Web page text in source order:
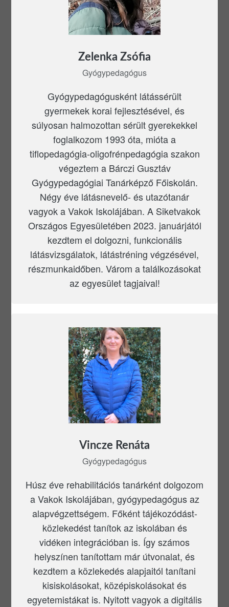
Zelenka Zsófia
Gyógypedagógus
Gyógypedagógusként látássérült
gyermekek korai fejlesztésével, és
súlyosan halmozottan sérült gyerekekkel
foglalkozom 1993 óta, mióta a
tiflopedagógia-oligofrénpedagógia szakon
végeztem a Bárczi Gusztáv
Gyógypedagógiai Tanárképző Főiskolán.
Négy éve látásnevelő- és utazótanár
vagyok a Vakok Iskolájában. A Siketvakok
Országos Egyesületében 2023. januárjától
kezdtem el dolgozni, funkcionális
látásvizsgálatok, látástréning végzésével,
részmunkaidőben. Várom a találkozásokat
az egyesület tagjaival!
Vincze Renáta
Gyógypedagógus
Húsz éve rehabilitációs tanárként dolgozom
a Vakok Iskolájában, gyógypedagógus az
alapvégzettségem. Főként tájékozódást-
közlekedést tanítok az iskolában és
vidéken integrációban is. Így számos
helyszínen tanítottam már útvonalat, és
kezdtem a közlekedés alapjaitól tanítani
kisiskolásokat, középiskolásokat és
egyetemistákat is. Nyitott vagyok a digitális